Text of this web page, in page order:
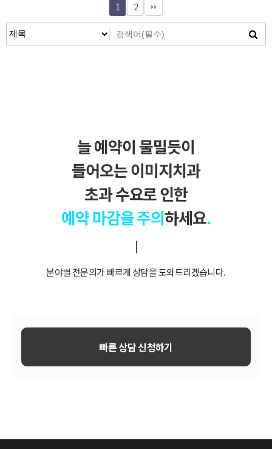
1 2
늘 예약이 물밀듯이
들어오는 이미지치과
초과 수요로 인한
예약 마감을 주의하세요.
분야별 전문의가 빠르게 상담을 도와드리겠습니다.
빠른 상담 신청하기